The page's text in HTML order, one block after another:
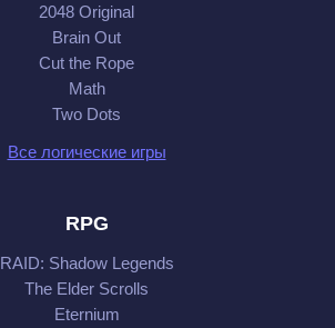
2048 Original
Brain Out
Cut the Rope
Math
Two Dots
Все логические игры
RPG
RAID: Shadow Legends
The Elder Scrolls
Eternium